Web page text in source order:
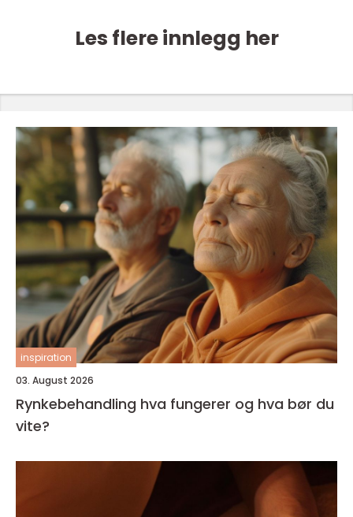
Les flere innlegg her
inspiration
03. August 2026
Rynkebehandling hva fungerer og hva bør du
vite?